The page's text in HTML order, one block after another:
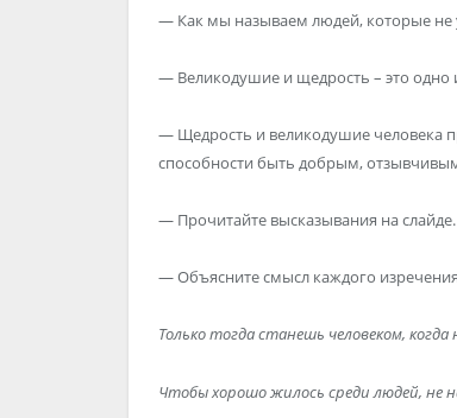
— Как мы называем людей, которые не
— Великодушие и щедрость – это
— Щедрость и великодушие человека
способности быть добрым,
— Прочитайте высказывания на слайде.
— Объясните смысл каждого
Только тогда станешь человеком,
Чтобы хорошо жилось среди людей, не